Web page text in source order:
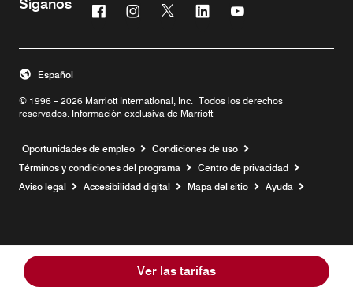
Ver las tarifas
Síganos Facebook
Abre una ventana nueva
Instagram
Abre una ventana nueva
Twitter
Abre una ventana nueva
Linkedin
Abre una ventana nueva
Abre una ventana
© 1996 – 2026 Marriott International, Inc. Todos los derechos
reservados. Información exclusiva de Marriott
Español
Oportunidades de empleo Abre una ventana nueva
Condiciones de uso
Términos y condiciones del programa
Centro de privacidad
Aviso legal
Accesibilidad digital Mapa del sitio Ayuda